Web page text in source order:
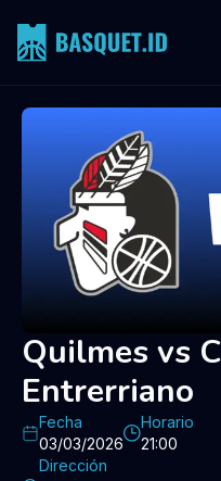
Quilmes vs
Entrerriano
Fecha
03/03/2026
Horario
21:00
Dirección